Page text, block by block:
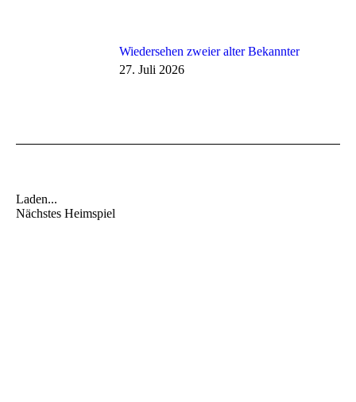
Wiedersehen zweier alter Bekannter
27. Juli 2026
Laden...
Nächstes Heimspiel